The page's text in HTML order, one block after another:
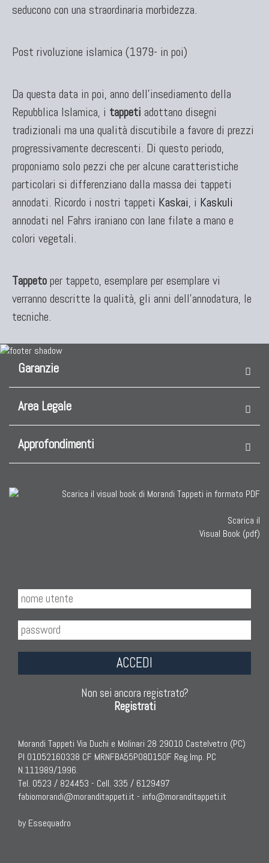
seducono con una straordinaria morbidezza.
Post rivoluzione islamica (1979- in poi)
Da questa data in poi, anno dell'insediamento della
Repubblica Islamica, i tappeti adottano disegni
tradizionali ma una qualità discutibile a favore di prezzi
progressivamente decrescenti. Di questo periodo,
proponiamo solo pezzi che per alcune caratteristiche
particolari si differenziano dalla massa dei tappeti
annodati. Ricordo i nostri tappeti Kaskai, i Kaskuli
annodati nel Fahrs iraniano con lane filate a mano e
colori vegetali.
Tappetoper tappeto, esemplare per esemplare vi
verranno descritte la qualità, gli anni dell'annodatura, le
tecniche.
Garanzie
Area Legale
Approfondimenti
Scarica il
Visual Book (pdf)
ACCEDI
Non sei ancora registrato?
Registrati
Morandi Tappeti Via Duchi e Molinari 28 29010 Castelvetro (PC)
PI 01052160338 CF MRNFBA55P08D150F Reg.Imp. PC
N.111989/1996.
Tel. 0523 / 824453 - Cell. 335 / 6129497
fabiomorandi@moranditappeti.it - info@moranditappeti.it
by Essequadro